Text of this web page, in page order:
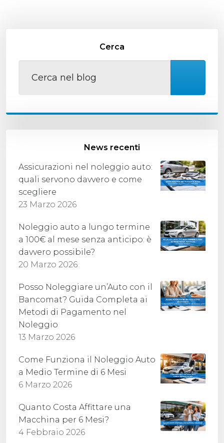
Cerca
News recenti
Assicurazioni nel noleggio auto:
quali servono davvero e come
scegliere
23 Marzo 2026
Noleggio auto a lungo termine
a 100€ al mese senza anticipo: è
davvero possibile?
20 Marzo 2026
Posso Noleggiare un’Auto con il
Bancomat? Guida Completa ai
Metodi di Pagamento nel
Noleggio
13 Marzo 2026
Come Funziona il Noleggio Auto
a Medio Termine di 6 Mesi
6 Marzo 2026
Quanto Costa Affittare una
Macchina per 6 Mesi?
4 Febbraio 2026